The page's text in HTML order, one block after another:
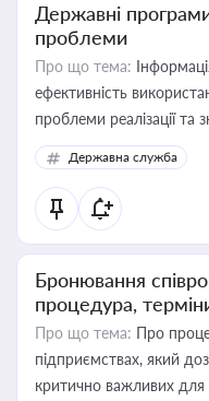
Державні
проблеми
Про що тема:
ефективність
проблеми реалізації та
Державна служба
Бронювання
процедура,
Про що тема: Про
підприємствах, який
критично важливих для